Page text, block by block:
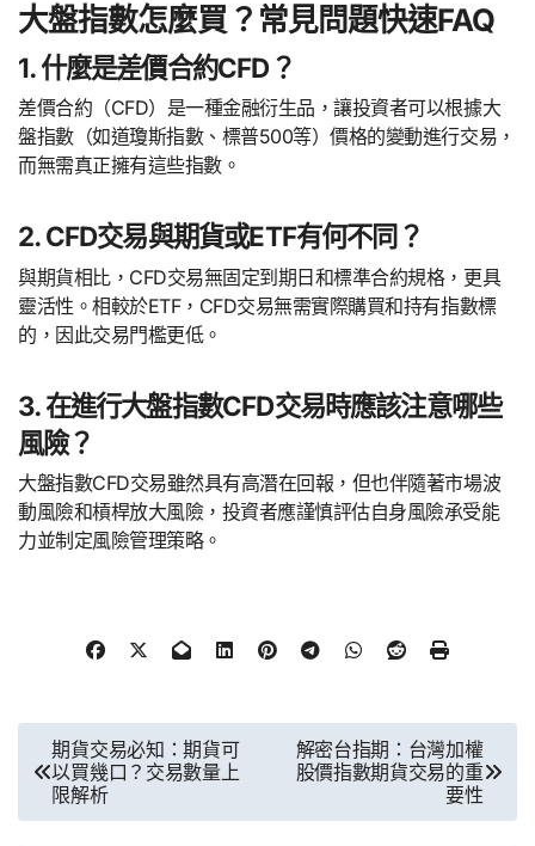
大盤指數怎麼買？常見問題快速FAQ
1. 什麼是差價合約CFD？
差價合約（CFD）是一種金融衍生品，讓投資者可以根據大
盤指數（如道瓊斯指數、標普500等）價格的變動進行交易，
而無需真正擁有這些指數。
2. CFD交易與期貨或ETF有何不同？
與期貨相比，CFD交易無固定到期日和標準合約規格，更具
靈活性。相較於ETF，CFD交易無需實際購買和持有指數標
的，因此交易門檻更低。
3. 在進行大盤指數CFD交易時應該注意哪些
風險？
大盤指數CFD交易雖然具有高潛在回報，但也伴隨著市場波
動風險和槓桿放大風險，投資者應謹慎評估自身風險承受能
力並制定風險管理策略。
章
導
期貨交易必知：期貨可
以買幾口？交易數量上
限解析
解密台指期：台灣加權
股價指數期貨交易的重
要性